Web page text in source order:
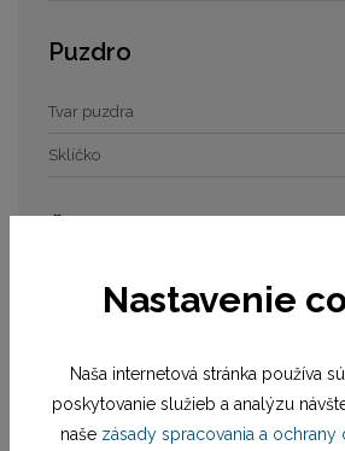
Puzdro
Tvar puzdra
Sklíčko
Typ číselníka
Remienok / náramok
Nastavenie
Naša internetová stránka používa
poskytovanie služieb a analýzu
naše zásady spracovania a